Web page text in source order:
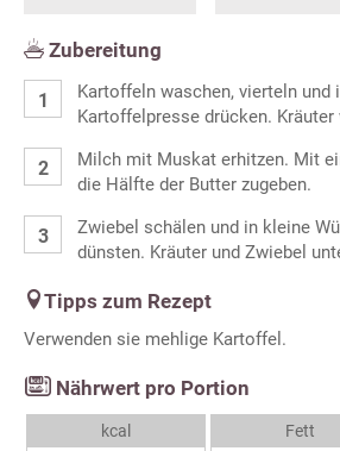
Zubereitung
Kartoffeln waschen, vierteln und
Kartoffelpresse drücken.
Milch mit Muskat erhitzen. Mit
die Hälfte der Butter zugeben.
Zwiebel schälen und in kleine
dünsten. Kräuter und Zwiebel
Tipps zum Rezept
Verwenden sie mehlige Kartoffel.
Nährwert pro Portion
kcal
Fett